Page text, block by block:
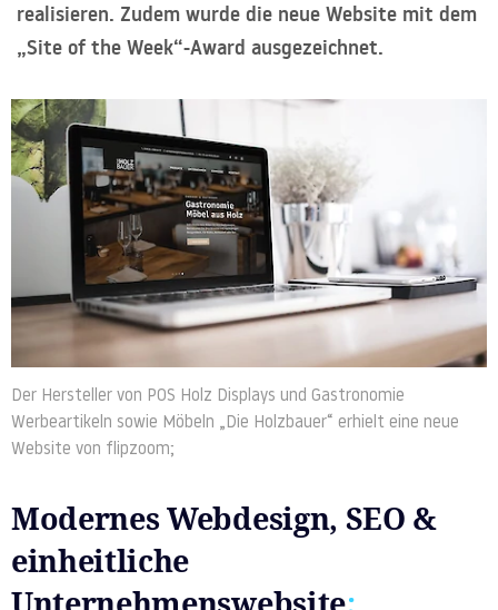
realisieren. Zudem wurde die neue Website mit dem
„Site of the Week“-Award ausgezeichnet.
Der Hersteller von POS Holz Displays und Gastronomie
Werbeartikeln sowie Möbeln „Die Holzbauer“ erhielt eine neue
Website von flipzoom;
Modernes Webdesign, SEO &
einheitliche